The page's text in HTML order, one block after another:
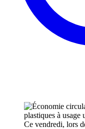
Ce vendredi, lors